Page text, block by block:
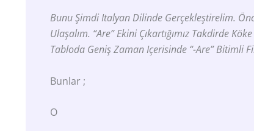
Bunu Şimdi Italyan Dilinde Gerçekleştirelim.
Ulaşalım. “are”Ekini Çıkartığımız Takdirde
Tabloda Geniş Zaman Içerisinde “-Are”Bitimli
Bunlar ;
O